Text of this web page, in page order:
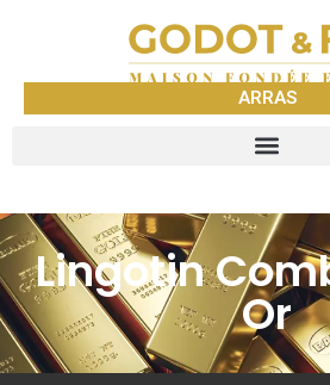
ARRAS
Lingotin
Or